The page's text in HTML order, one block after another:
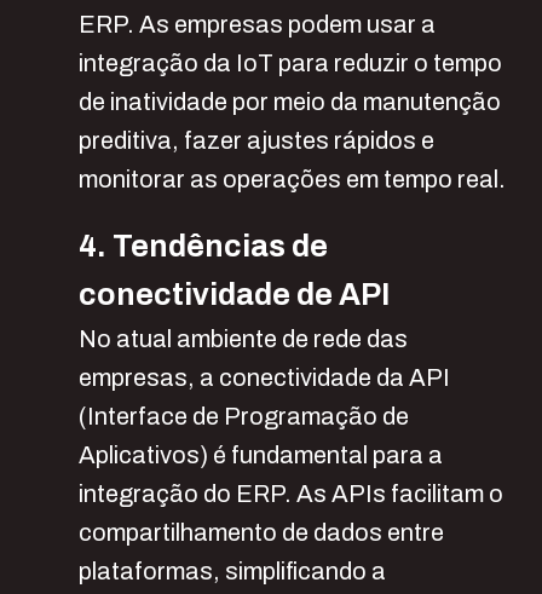
ERP. As empresas podem usar a
integração da IoT para reduzir o tempo
de inatividade por meio da manutenção
preditiva, fazer ajustes rápidos e
monitorar as operações em tempo real.
4. Tendências de
conectividade de API
No atual ambiente de rede das
empresas, a conectividade da API
(Interface de Programação de
Aplicativos) é fundamental para a
integração do ERP. As APIs facilitam o
compartilhamento de dados entre
plataformas, simplificando a